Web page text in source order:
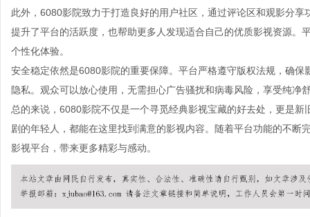
此外，6080影院致力于打造良好的用户社区，通过评论区和观影分
提升了平台的活跃度，也帮助更多人发现适合自己的优质影视资源。
个性化体验。
安全稳定依然是6080影院的重要保障。平台严格遵守版权法规，确
隐私。观众可以放心使用，无需担心广告骚扰和病毒风险，享受纯净
总的来说，6080影院不仅是一个寻觅经典影视宝藏的好去处，更是
剧的年轻人，都能在这里找到满意的影视内容。随着平台功能的不
影视平台，带来更多精彩与感动。